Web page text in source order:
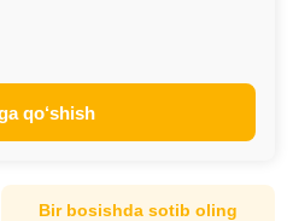
qo‘shish
Bir bosishda sotib oling